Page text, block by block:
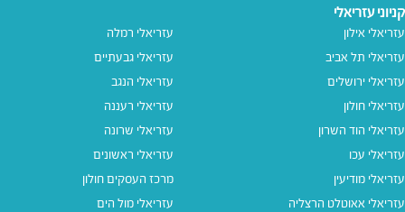
קניוני עזריאלי
עזריאלי אילון
עזריאלי תל אביב
עזריאלי ירושלים
עזריאלי חולון
עזריאלי הוד השרון
עזריאלי עכו
עזריאלי מודיעין
עזריאלי אאוטלט הרצליה
עזריאלי רמלה
עזריאלי גבעתיים
עזריאלי הנגב
עזריאלי רעננה
עזריאלי שרונה
עזריאלי ראשונים
מרכז העסקים חולון
עזריאלי מול הים